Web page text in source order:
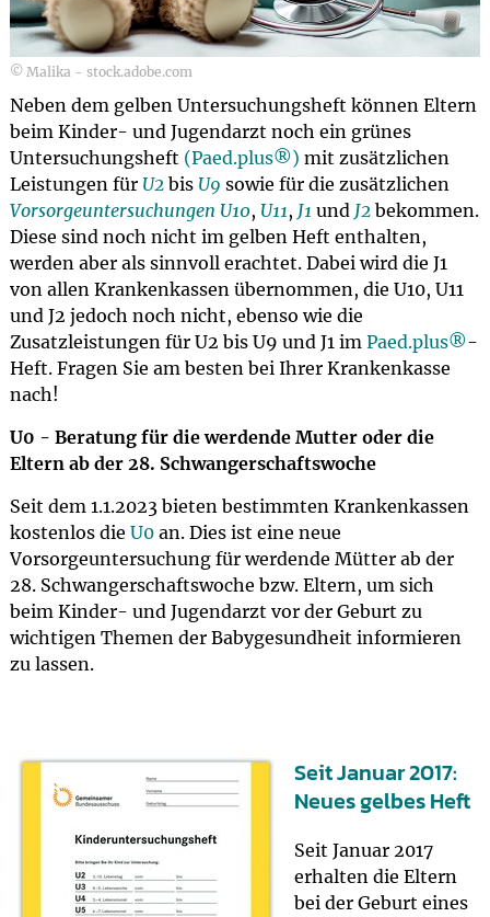
© Malika - stock.adobe.com
Neben dem gelben Untersuchungsheft können Eltern
beim Kinder- und Jugendarzt noch ein grünes
Untersuchungsheft (Paed.plus®) mit zusätzlichen
Leistungen für U2bis U9 sowie für die zusätzlichen
Vorsorgeuntersuchungen U10, U11, J1 und J2bekommen.
Diese sind noch nicht im gelben Heft enthalten,
werden aber als sinnvoll erachtet. Dabei wird die J1
von allen Krankenkassen übernommen, die U10, U11
und J2 jedoch noch nicht, ebenso wie die
Zusatzleistungen für U2 bis U9 und J1 im Paed.plus®-
Heft. Fragen Sie am besten bei Ihrer Krankenkasse
nach!
U0 - Beratung für die werdende Mutter oder die
Eltern ab der 28. Schwangerschaftswoche
Seit dem 1.1.2023 bieten bestimmten Krankenkassen
kostenlos die U0an. Dies ist eine neue
Vorsorgeuntersuchung für werdende Mütter ab der
28. Schwangerschaftswoche bzw. Eltern, um sich
beim Kinder- und Jugendarzt vor der Geburt zu
wichtigen Themen der Babygesundheit informieren
zu lassen.
Seit Januar 2017:
Neues gelbes Heft
Seit Januar 2017
erhalten die Eltern
bei der Geburt eines